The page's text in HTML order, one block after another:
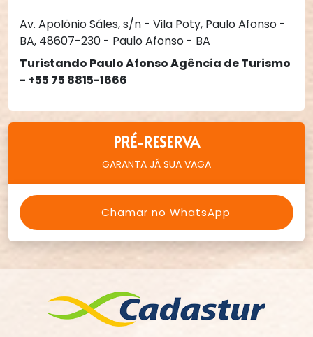
Av. Apolônio Sáles, s/n - Vila Poty, Paulo Afonso -
BA, 48607-230 - Paulo Afonso - BA
Turistando Paulo Afonso Agência de Turismo
- +55 75 8815-1666
PRÉ-RESERVA
GARANTA JÁ SUA VAGA
Chamar no WhatsApp